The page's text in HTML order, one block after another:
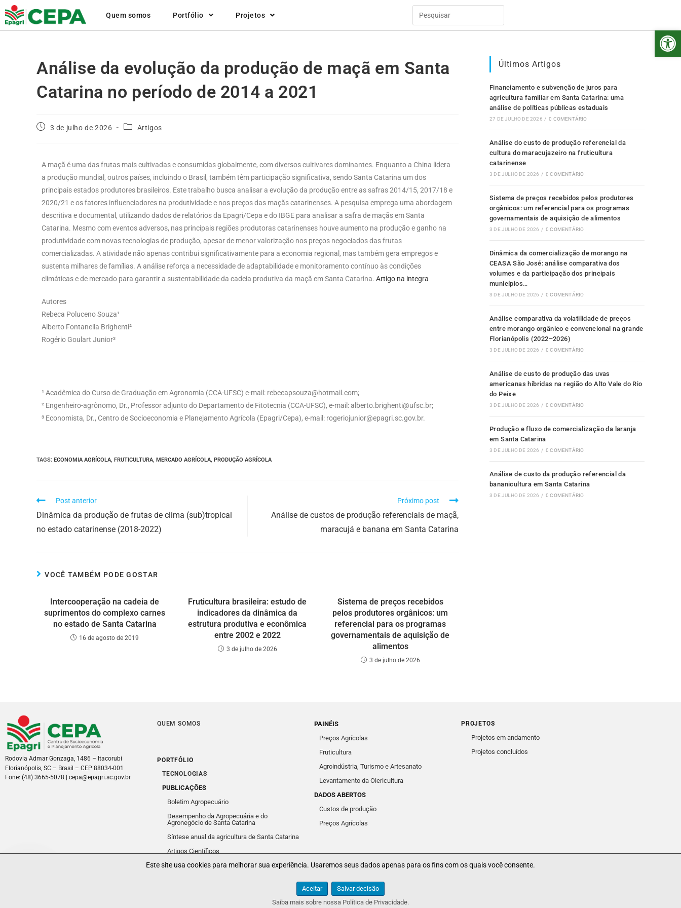
Quem somos Portfólio Projetos
Análise da evolução da produção de maçã em Santa
Catarina no período de 2014 a 2021
3 de julho de 2026 Artigos
A maçã é uma das frutas mais cultivadas e consumidas globalmente, com diversos cultivares dominantes. Enquanto a China lidera
a produção mundial, outros países, incluindo o Brasil, também têm participação significativa, sendo Santa Catarina um dos
principais estados produtores brasileiros. Este trabalho busca analisar a evolução da produção entre as safras 2014/15, 2017/18 e
2020/21 e os fatores influenciadores na produtividade e nos preços das maçãs catarinenses. A pesquisa emprega uma abordagem
descritiva e documental, utilizando dados de relatórios da Epagri/Cepa e do IBGE para analisar a safra de maçãs em Santa
Catarina. Mesmo com eventos adversos, nas principais regiões produtoras catarinenses houve aumento na produção e ganho na
produtividade com novas tecnologias de produção, apesar de menor valorização nos preços negociados das frutas
comercializadas. A atividade não apenas contribui significativamente para a economia regional, mas também gera empregos e
sustenta milhares de famílias. A análise reforça a necessidade de adaptabilidade e monitoramento contínuo às condições
climáticas e de mercado para garantir a sustentabilidade da cadeia produtiva da maçã em Santa Catarina. Artigo na integra
Autores
Rebeca Poluceno Souza¹
Alberto Fontanella Brighenti²
Rogério Goulart Junior³
¹ Acadêmica do Curso de Graduação em Agronomia (CCA-UFSC) e-mail: rebecapsouza@hotmail.com;
² Engenheiro-agrônomo, Dr., Professor adjunto do Departamento de Fitotecnia (CCA-UFSC), e-mail: alberto.brighenti@ufsc.br;
³ Economista, Dr., Centro de Socioeconomia e Planejamento Agrícola (Epagri/Cepa), e-mail: rogeriojunior@epagri.sc.gov.br.
TAGS: ECONOMIA AGRÍCOLA, FRUTICULTURA, MERCADO AGRÍCOLA, PRODUÇÃO AGRÍCOLA
Post anterior
Dinâmica da produção de frutas de clima (sub)tropical
no estado catarinense (2018-2022)
Próximo post
Análise de custos de produção referenciais de maçã,
maracujá e banana em Santa Catarina
VOCÊ TAMBÉM PODE GOSTAR
Intercooperação na cadeia de
suprimentos do complexo carnes
no estado de Santa Catarina
16 de agosto de 2019
Fruticultura brasileira: estudo de
indicadores da dinâmica da
estrutura produtiva e econômica
entre 2002 e 2022
3 de julho de 2026
Sistema de preços recebidos
pelos produtores orgânicos: um
referencial para os programas
governamentais de aquisição de
alimentos
3 de julho de 2026
Últimos Artigos
Financiamento e subvenção de juros para
agricultura familiar em Santa Catarina: uma
análise de políticas públicas estaduais
27 DE JULHO DE 2026 / 0 COMENTÁRIO
Análise do custo de produção referencial da
cultura do maracujazeiro na fruticultura
catarinense
3 DE JULHO DE 2026 / 0 COMENTÁRIO
Sistema de preços recebidos pelos produtores
orgânicos: um referencial para os programas
governamentais de aquisição de alimentos
3 DE JULHO DE 2026 / 0 COMENTÁRIO
Dinâmica da comercialização de morango na
CEASA São José: análise comparativa dos
volumes e da participação dos principais
municípios…
3 DE JULHO DE 2026 / 0 COMENTÁRIO
Análise comparativa da volatilidade de preços
entre morango orgânico e convencional na grande
Florianópolis (2022–2026)
3 DE JULHO DE 2026 / 0 COMENTÁRIO
Análise de custo de produção das uvas
americanas híbridas na região do Alto Vale do Rio
do Peixe
3 DE JULHO DE 2026 / 0 COMENTÁRIO
Produção e fluxo de comercialização da laranja
em Santa Catarina
3 DE JULHO DE 2026 / 0 COMENTÁRIO
Análise de custo da produção referencial da
bananicultura em Santa Catarina
3 DE JULHO DE 2026 / 0 COMENTÁRIO
Rodovia Admar Gonzaga, 1486 – Itacorubi
Florianópolis, SC – Brasil – CEP 88034-001
Fone: (48) 3665-5078 | cepa@epagri.sc.gov.br
QUEM SOMOS
PORTFÓLIO
TECNOLOGIAS
PUBLICAÇÕES
Boletim Agropecuário
Desempenho da Agropecuária e do
Agronegócio de Santa Catarina
Síntese anual da agricultura de Santa Catarina
Artigos Científicos
Relatórios Técnicos
PAINÉIS
Preços Agrícolas
Fruticultura
Agroindústria, Turismo e Artesanato
Levantamento da Olericultura
DADOS ABERTOS
Custos de produção
Preços Agrícolas
PROJETOS
Projetos em andamento
Projetos concluídos
Webmail
© 2026 Epagri/Cepa
Este site usa cookies para melhorar sua experiência. Usaremos seus dados apenas para os fins com os quais você consente.
Aceitar
Salvar decisão
Saiba mais sobre nossa Política de Privacidade.